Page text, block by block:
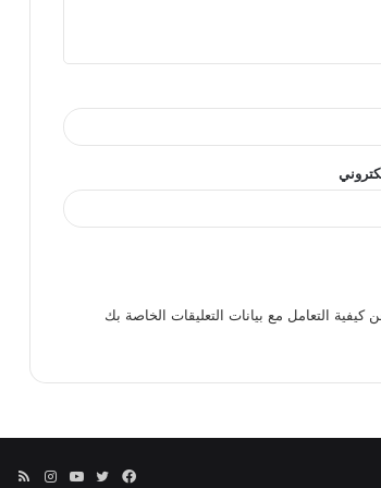
التعامل مع بيانات التعليقات الخاصة بك
فيسبوك
تويتريوتيوب